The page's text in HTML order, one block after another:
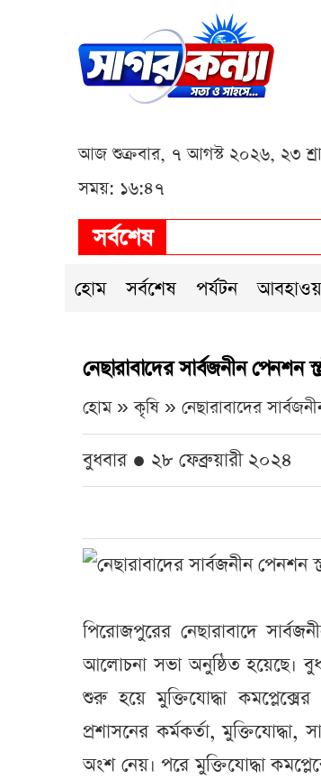
আজ শুক্রবার, ৭ আগস্ট ২০২৬, ২৩
সময়: ১৬:৪৭
সর্বশেষ
হোম সর্বশেষ পর্যটন
নেছারাবাদের সার্বজনীন পেনশন
হোম » কৃষি » নেছারাবাদের
বুধবার ● ২৮ ফেব্রুয়ারী ২০২৪
পিরোজপুরের নেছারাবাদে
আলোচনা সভা অনুষ্ঠিত হয়েছে।
শুরু হয়ে মুক্তিযোদ্ধা
প্রশাসনের কর্মকর্তা, মুক্তিযোদ্ধা,
অংশ নেয়। পরে মুক্তিযোদ্ধা